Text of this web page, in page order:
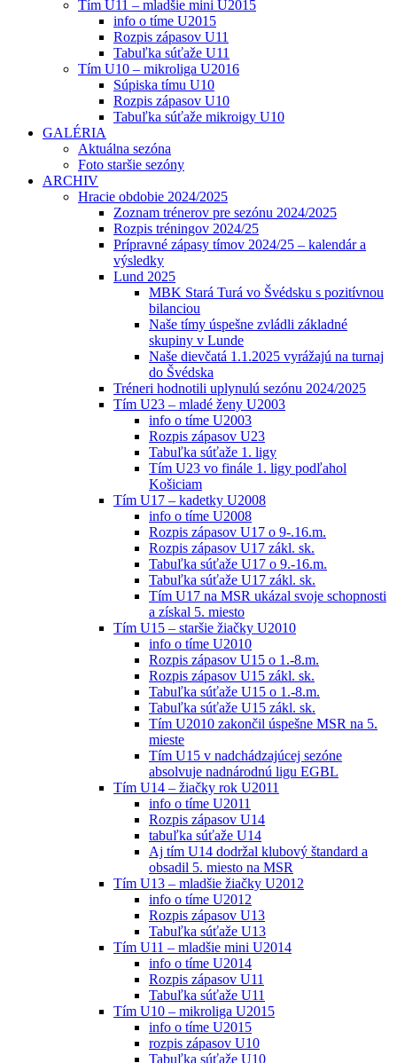
Tím U11 – mladšie mini U2015
info o tíme U2015
Rozpis zápasov U11
Tabuľka súťaže U11
Tím U10 – mikroliga U2016
Súpiska tímu U10
Rozpis zápasov U10
Tabuľka súťaže mikroigy U10
GALÉRIA
Aktuálna sezóna
Foto staršie sezóny
ARCHIV
Hracie obdobie 2024/2025
Zoznam trénerov pre sezónu 2024/2025
Rozpis tréningov 2024/25
Prípravné zápasy tímov 2024/25 – kalendár a
výsledky
Lund 2025
MBK Stará Turá vo Švédsku s pozitívnou
bilanciou
Naše tímy úspešne zvládli základné
skupiny v Lunde
Naše dievčatá 1.1.2025 vyrážajú na turnaj
do Švédska
Tréneri hodnotili uplynulú sezónu 2024/2025
Tím U23 – mladé ženy U2003
info o tíme U2003
Rozpis zápasov U23
Tabuľka súťaže 1. ligy
Tím U23 vo finále 1. ligy podľahol
Košiciam
Tím U17 – kadetky U2008
info o tíme U2008
Rozpis zápasov U17 o 9-.16.m.
Rozpis zápasov U17 zákl. sk.
Tabuľka súťaže U17 o 9.-16.m.
Tabuľka súťaže U17 zákl. sk.
Tím U17 na MSR ukázal svoje schopnosti
a získal 5. miesto
Tím U15 – staršie žiačky U2010
info o tíme U2010
Rozpis zápasov U15 o 1.-8.m.
Rozpis zápasov U15 zákl. sk.
Tabuľka súťaže U15 o 1.-8.m.
Tabuľka súťaže U15 zákl. sk.
Tím U2010 zakončil úspešne MSR na 5.
mieste
Tím U15 v nadchádzajúcej sezóne
absolvuje nadnárodnú ligu EGBL
Tím U14 – žiačky rok U2011
info o tíme U2011
Rozpis zápasov U14
tabuľka súťaže U14
Aj tím U14 dodržal klubový štandard a
obsadil 5. miesto na MSR
Tím U13 – mladšie žiačky U2012
info o tíme U2012
Rozpis zápasov U13
Tabuľka súťaže U13
Tím U11 – mladšie mini U2014
info o tíme U2014
Rozpis zápasov U11
Tabuľka súťaže U11
Tím U10 – mikroliga U2015
info o tíme U2015
rozpis zápasov U10
Tabuľka súťaže U10